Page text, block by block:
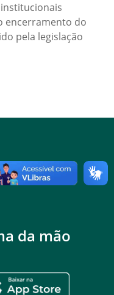
encerramento do
pela legislação
da mão